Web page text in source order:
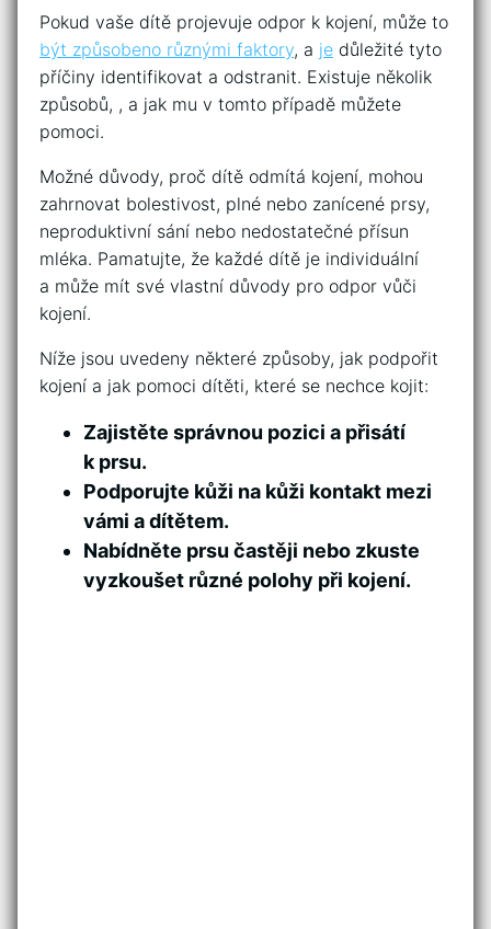
Pokud vaše dítě projevuje odpor k kojení, může to
být způsobeno různými faktory, a je důležité tyto​
příčiny identifikovat a odstranit. Existuje několik
způsobů, ,⁢ a jak mu v tomto případě můžete⁢
pomoci.
Možné důvody,‍ proč dítě odmítá kojení, mohou
zahrnovat bolestivost, ​plné nebo zanícené prsy,
neproduktivní sání nebo nedostatečné přísun
mléka. Pamatujte, že každé dítě je individuální⁢
a může mít své vlastní důvody pro odpor vůči
kojení.
Níže jsou uvedeny některé způsoby, jak podpořit
kojení a jak pomoci dítěti, které se nechce kojit:
Zajistěte správnou pozici‌ a přisátí
k prsu.
Podporujte kůži na kůži⁤ kontakt mezi
vámi a dítětem.
Nabídněte prsu častěji nebo zkuste
vyzkoušet různé polohy při kojení.